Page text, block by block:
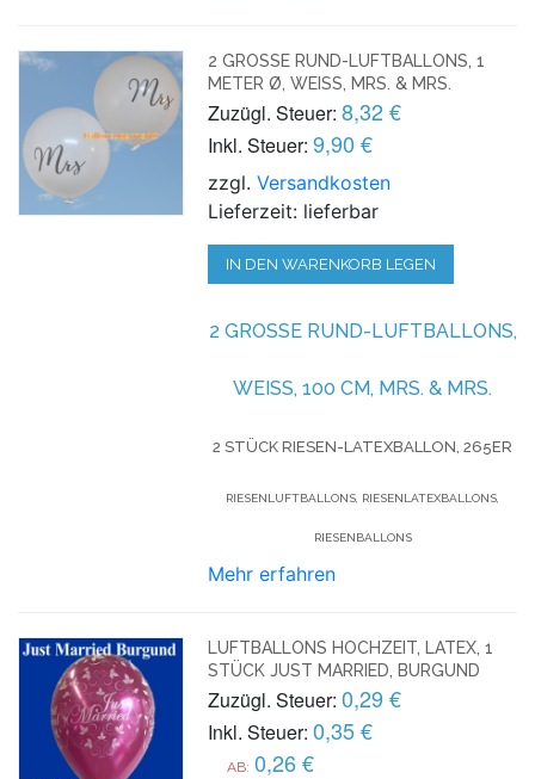
2 GROSSE RUND-LUFTBALLONS, 1 M
ETER Ø, WEISS, MRS. & MRS.
Zuzügl. Steuer: 8,32 €
Inkl. Steuer: 9,90 €
zzgl.Versandkosten
Lieferzeit: lieferbar
IN DEN WARENKORB LEGEN
2 GROSSE RUND-LUFTBALLONS, W
EISS, 100 CM, MRS. & MRS.
2 STÜCK RIESEN-LATEXBALLON, 265ER
RIESENLUFTBALLONS, RIESENLATEXBALLONS,
RIESENBALLONS
Mehr erfahren
LUFTBALLONS HOCHZEIT, LATEX, 1
STÜCK JUST MARRIED, BURGUND
Zuzügl. Steuer: 0,29 €
Inkl. Steuer: 0,35 €
AB: 0,26 €